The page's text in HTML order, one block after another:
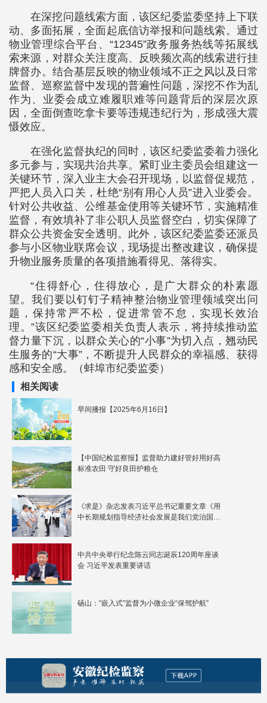
在深挖问题线索方面，该区纪委监委坚持上下联
动、多面拓展，全面起底信访举报和问题线索。通过
物业管理综合平台、“12345”政务服务热线等拓展线
索来源，对群众关注度高、反映频次高的线索进行挂
牌督办。结合基层反映的物业领域不正之风以及日常
监督、巡察监督中发现的普遍性问题，深挖不作为乱
作为、业委会成立难履职难等问题背后的深层次原
因，全面倒查吃拿卡要等违规违纪行为，形成强大震
慑效应。
在强化监督执纪的同时，该区纪委监委着力强化
多元参与，实现共治共享。紧盯业主委员会组建这一
关键环节，深入业主大会召开现场，以监督促规范，
严把人员入口关，杜绝“别有用心人员”进入业委会。
针对公共收益、公维基金使用等关键环节，实施精准
监督，有效填补了非公职人员监督空白，切实保障了
群众公共资金安全透明。此外，该区纪委监委还派员
参与小区物业联席会议，现场提出整改建议，确保提
升物业服务质量的各项措施看得见、落得实。
“住得舒心，住得放心，是广大群众的朴素愿
望。我们要以钉钉子精神整治物业管理领域突出问
题，保持常严不松，促进常管不怠，实现长效治
理。”该区纪委监委相关负责人表示，将持续推动监
督力量下沉，以群众关心的“小事”为切入点，翘动民
生服务的“大事”，不断提升人民群众的幸福感、获得
感和安全感。（蚌埠市纪委监委）
相关阅读
早间播报【2025年6月16日】
【中国纪检监察报】监督助力建好管好用好高
标准农田 守好良田护粮仓
《求是》杂志发表习近平总书记重要文章《用
中长期规划指导经济社会发展是我们党治国理
中共中央举行纪念陈云同志诞辰120周年座谈
会 习近平发表重要讲话
砀山：“嵌入式”监督为小微企业“保驾护航”